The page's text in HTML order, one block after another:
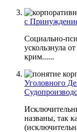
с
Социально-
ускользнула
крим......
Уголовного
названы, так